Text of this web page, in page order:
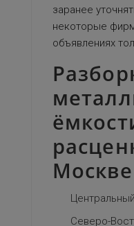
заранее
некоторые
объявлениях
Москве
Северо-